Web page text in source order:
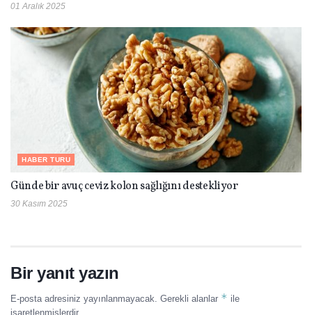
01 Aralık 2025
HABER TURU
Günde bir avuç ceviz kolon sağlığını destekliyor
30 Kasım 2025
Bir yanıt yazın
E-posta adresiniz yayınlanmayacak. Gerekli alanlar * ile
işaretlenmişlerdir